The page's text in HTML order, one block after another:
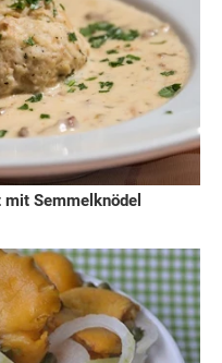
Semmelknödel